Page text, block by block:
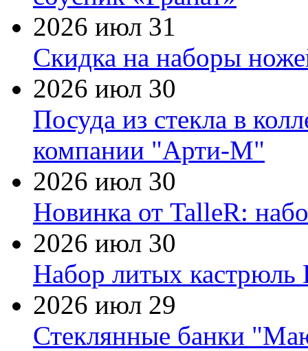
2026 июл 31
Скидка на наборы
2026 июл 30
Посуда из стекла в
компании "Арти-М"
2026 июл 30
Новинка от TalleR:
2026 июл 30
Набор литых кастрюль
2026 июл 29
Стеклянные банки